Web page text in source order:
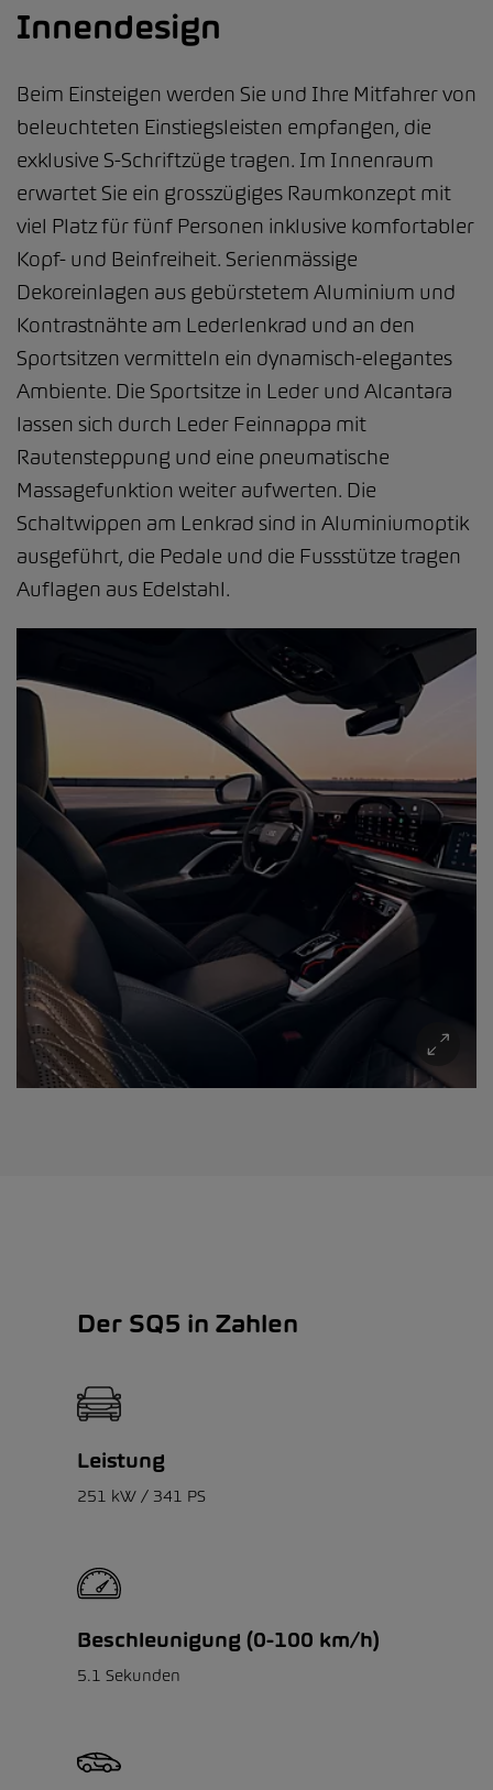
Innendesign
Beim Einsteigen werden Sie und Ihre Mitfahrer von
beleuchteten Einstiegsleisten empfangen, die
exklusive S-Schriftzüge tragen. Im Innenraum
erwartet Sie ein grosszügiges Raumkonzept mit
viel Platz für fünf Personen inklusive komfortabler
Kopf- und Beinfreiheit. Serienmässige
Dekoreinlagen aus gebürstetem Aluminium und
Kontrastnähte am Lederlenkrad und an den
Sportsitzen vermitteln ein dynamisch-elegantes
Ambiente. Die Sportsitze in Leder und Alcantara
lassen sich durch Leder Feinnappa mit
Rautensteppung und eine pneumatische
Massagefunktion weiter aufwerten. Die
Schaltwippen am Lenkrad sind in Aluminiumoptik
ausgeführt, die Pedale und die Fussstütze tragen
Auflagen aus Edelstahl.
Der SQ5 in Zahlen
Leistung
251 kW / 341 PS
Beschleunigung (0-100 km/h)
5.1 Sekunden